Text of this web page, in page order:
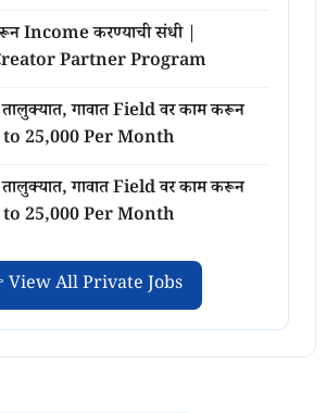
Income करण्याची संधी |
Partner Program
तालुक्यात, गावात Field वर काम करून
to 25,000 Per Month
तालुक्यात, गावात Field वर काम करून
to 25,000 Per Month
View All Private Jobs